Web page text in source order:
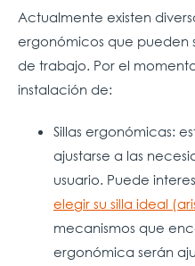
Actualmente existen
ergonómicos que pueden
de trabajo. Por el
instalación de:
Sillas ergonómicas:
ajustarse a las
usuario. Puede
elegir su silla ideal
mecanismos que
ergonómica serán